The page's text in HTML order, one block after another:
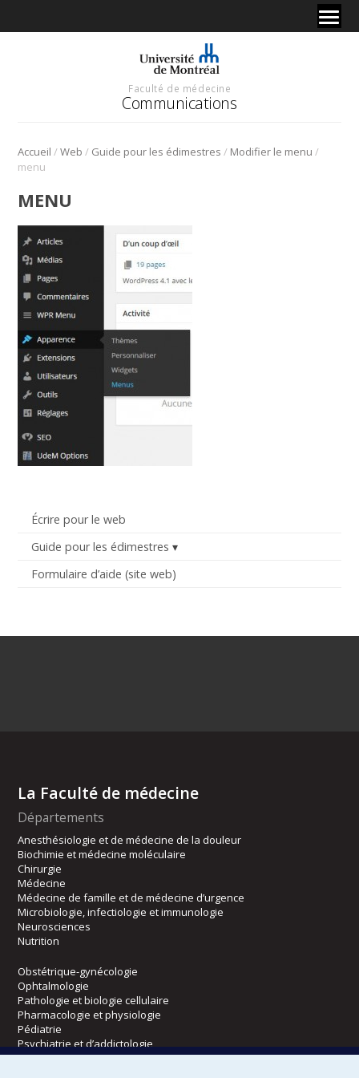
Faculté de médecine
Communications
Accueil /Web / Guide pour les édimestres / Modifier le menu /
menu
Écrire pour le web
Guide pour les édimestres
Formulaire d’aide (site web)
MENU
La Faculté de médecine
Départements
Anesthésiologie et de médecine de la douleur
Biochimie et médecine moléculaire
Chirurgie
Médecine
Médecine de famille et de médecine d’urgence
Microbiologie, infectiologie et immunologie
Neurosciences
Nutrition
Obstétrique-gynécologie
Ophtalmologie
Pathologie et biologie cellulaire
Pharmacologie et physiologie
Pédiatrie
Psychiatrie et d’addictologie
Radiologie, radio-oncologie et médecine nucléaire